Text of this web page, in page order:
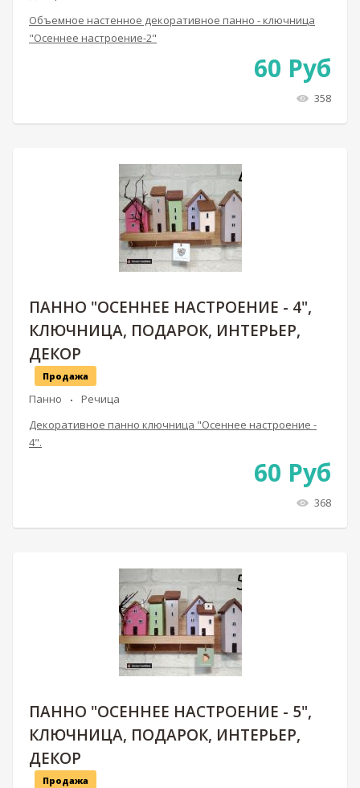
Объемное настенное декоративное панно - ключница
"Осеннее настроение-2"
60 Руб
358
ПАННО "ОСЕННЕЕ НАСТРОЕНИЕ - 4",
КЛЮЧНИЦА, ПОДАРОК, ИНТЕРЬЕР,
ДЕКОР
Продажа
Панно
Речица
Декоративное панно ключница "Осеннее настроение -
4".
60 Руб
368
ПАННО "ОСЕННЕЕ НАСТРОЕНИЕ - 5",
КЛЮЧНИЦА, ПОДАРОК, ИНТЕРЬЕР,
ДЕКОР
Продажа